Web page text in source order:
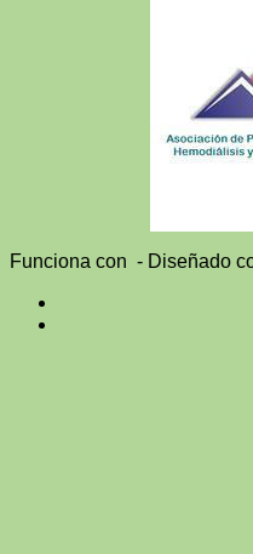
Funciona con - Diseñado